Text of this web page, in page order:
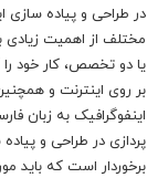
در طراحی و پیاده سازی
مختلف از اهمیت زیادی
یا دو تخصص، کار خود را
بر روی اینترنت و
اینفوگرافیک به زبان
پردازی در طراحی و
برخوردار است که باید